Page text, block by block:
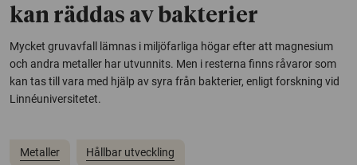
kan räddas av bakterier
Mycket gruvavfall lämnas i miljöfarliga högar efter att magnesium
och andra metaller har utvunnits. Men i resterna finns råvaror som
kan tas till vara med hjälp av syra från bakterier, enligt forskning vid
Linnéuniversitetet.
Metaller Hållbar utveckling